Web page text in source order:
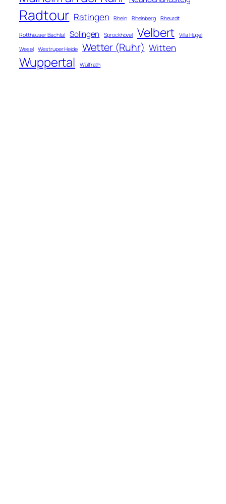
Radtour Ratingen Rhein Rheinberg Rheurdt
Rotthäuser Bachtal Solingen Sprockhövel Velbert
Villa Hügel
Wesel
Westruper Heide Wetter (Ruhr) Witten
Wuppertal Wülfrath